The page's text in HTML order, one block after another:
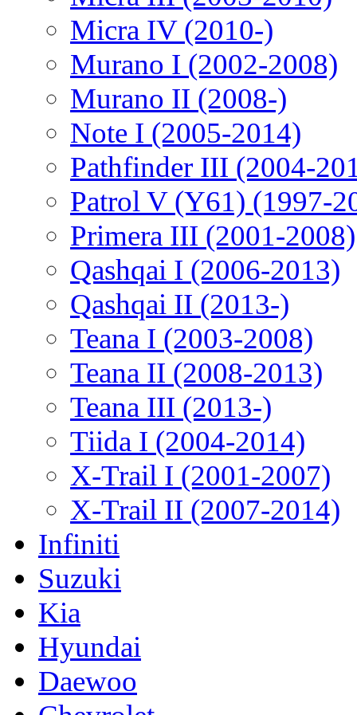
Micra IV (2010-)
Murano I (2002-2008)
Murano II (2008-)
Note I (2005-2014)
Pathfinder III (2004-
Patrol V (Y61) (1997-
Primera III (2001-2008)
Qashqai I (2006-2013)
Qashqai II (2013-)
Teana I (2003-2008)
Teana II (2008-2013)
Teana III (2013-)
Tiida I (2004-2014)
X-Trail I (2001-2007)
X-Trail II (2007-2014)
Infiniti
Suzuki
Kia
Hyundai
Daewoo